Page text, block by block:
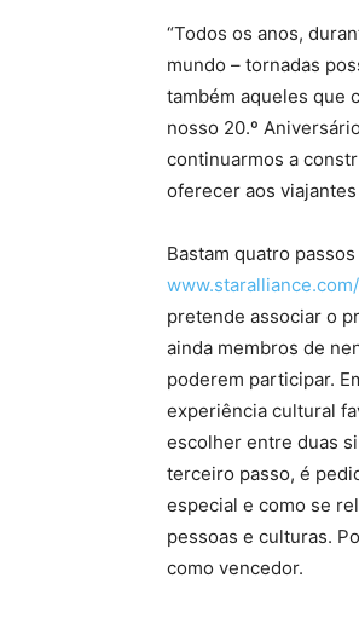
“Todos os anos,
mundo – tornadas
também aqueles que
nosso 20.º
continuarmos a
oferecer aos
Bastam quatro
pretende associar o
ainda membros de
poderem participar.
experiência cultural
escolher entre duas
terceiro passo, é
especial e como se
pessoas e culturas.
como vencedor.